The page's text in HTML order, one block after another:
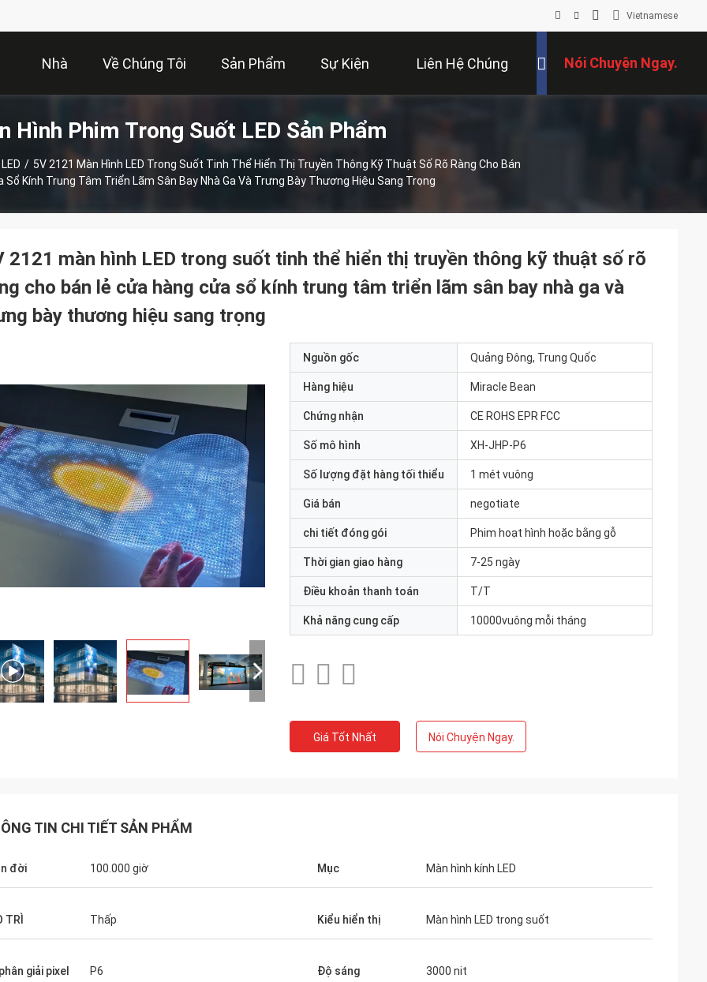
Vietnamese
Nhà Về Chúng Tôi Sản Phẩm Sự Kiện Liên Hệ Chúng Nói Chuyện Ngay.
Hình Phim Trong Suốt LED Sản Phẩm
/ 5V 2121 Màn Hình LED Trong Suốt Tinh Thể Hiển Thị Truyền Thông Kỹ Thuật Số Rõ Ràng Cho Bán
Sổ Kính Trung Tâm Triển Lãm Sân Bay Nhà Ga Và Trưng Bày Thương Hiệu Sang Trọng
2121 màn hình LED trong suốt tinh thể hiển thị truyền thông kỹ thuật số rõ
cho bán lẻ cửa hàng cửa sổ kính trung tâm triển lãm sân bay nhà ga và
bày thương hiệu sang trọng
Nguồn gốc Quảng Đông, Trung Quốc
Hàng hiệu Miracle Bean
Chứng nhận CE ROHS EPR FCC
Số mô hình XH-JHP-P6
Số lượng đặt hàng tối thiểu 1 mét vuông
Giá bán negotiate
chi tiết đóng gói Phim hoạt hình hoặc bằng gỗ
Thời gian giao hàng 7-25 ngày
Điều khoản thanh toán T/T
Khả năng cung cấp 10000vuông mỗi tháng
Giá Tốt Nhất Nói Chuyện Ngay.
TIN CHI TIẾT SẢN PHẨM
đời 100.000 giờ Mục Màn hình kính LED
TRÌ Thấp Kiểu hiển thị Màn hình LED trong suốt
giải pixel P6 Độ sáng 3000 nit